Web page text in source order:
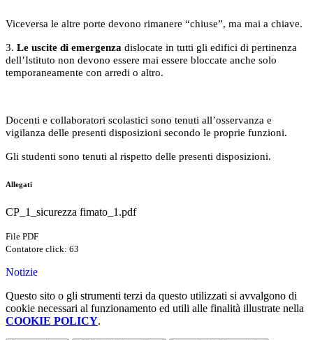
Viceversa le altre porte devono rimanere “chiuse”, ma mai a chiave.
3. Le uscite di emergenza dislocate in tutti gli edifici di pertinenza
dell’Istituto non devono essere mai essere bloccate anche solo
temporaneamente con arredi o altro.
Docenti e collaboratori scolastici sono tenuti all’osservanza e
vigilanza delle presenti disposizioni secondo le proprie funzioni.
Gli studenti sono tenuti al rispetto delle presenti disposizioni.
Allegati
CP_1_sicurezza fimato_1.pdf
File PDF
Contatore click: 63
Notizie
Questo sito o gli strumenti terzi da questo utilizzati si avvalgono di
cookie necessari al funzionamento ed utili alle finalità illustrate nella
COOKIE POLICY.